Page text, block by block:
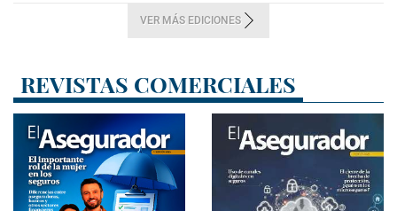
VER MÁS EDICIONES
REVISTAS COMERCIALES